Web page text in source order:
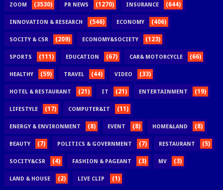
ZOOM (3530) PR NEWS (1270) INSURANCE (644)
INNOVATION & RESEARCH (546) ECONOMY (406)
SOCITY & CSR (209) ECONOMY&SOCIETY (123)
SPORTS (111) EDUCATION (67) CAR& MOTORCYCLE (66)
HEALTHY (59) TRAVEL (44) VIDEO (33)
HOTEL & RESTAURANT (21) IT (21) ENTERTAINMENT (19)
LIFESTYLE (17) COMPUTER&IT (11)
ENERGY & ENVIRONMENT (8) EVENT (8) HOME&LAND (8)
BEAUTY (7) POLITICS & GOVERNMENT (7) RESTAURANT (5)
SOCITY&CSR (4) FASHION & PAGEANT (3) MV (3)
LAND & HOUSE (2) LIVE CLIP (1)